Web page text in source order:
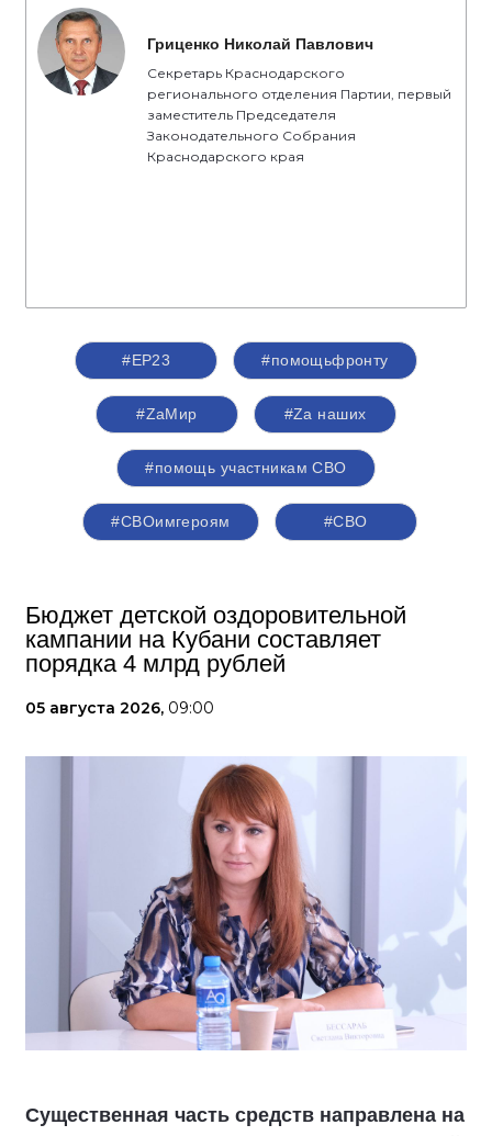
Гриценко Николай Павлович
Секретарь Краснодарского
регионального отделения Партии, первый
заместитель Председателя
Законодательного Собрания
Краснодарского края
#ЕР23 #помощьфронту
#ZаМир #Zа наших
#помощь участникам СВО
#СВОимгероям #СВО
Бюджет детской оздоровительной
кампании на Кубани составляет
порядка 4 млрд рублей
05 августа 2026, 09:00
Существенная часть средств направлена на